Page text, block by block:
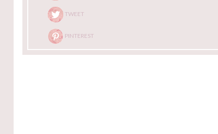
TWEET
PINTEREST